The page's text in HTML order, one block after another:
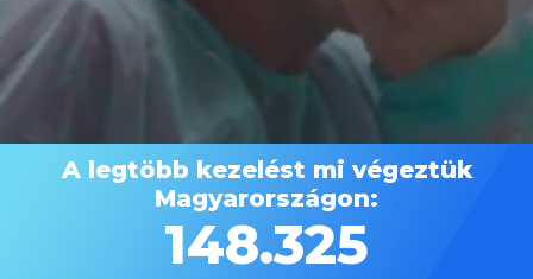
A legtöbb kezelést mi végeztük
Magyarországon:
148.325